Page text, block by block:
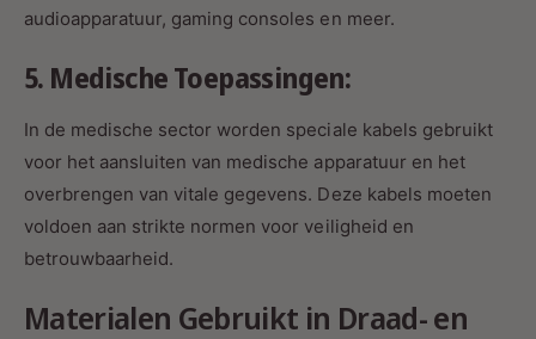
audioapparatuur, gaming consoles en meer.
5. Medische Toepassingen:
In de medische sector worden speciale kabels gebruikt
voor het aansluiten van medische apparatuur en het
overbrengen van vitale gegevens. Deze kabels moeten
voldoen aan strikte normen voor veiligheid en
betrouwbaarheid.
Materialen Gebruikt in Draad- en